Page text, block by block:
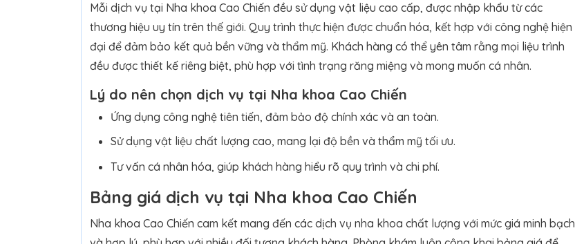
Mỗi dịch vụ tại Nha khoa Cao Chiến đều sử dụng vật liệu cao cấp, được nhập khẩu từ các
thương hiệu uy tín trên thế giới. Quy trình thực hiện được chuẩn hóa, kết hợp với công nghệ hiện
đại để đảm bảo kết quả bền vững và thẩm mỹ. Khách hàng có thể yên tâm rằng mọi liệu trình
đều được thiết kế riêng biệt, phù hợp với tình trạng răng miệng và mong muốn cá nhân.
Lý do nên chọn dịch vụ tại Nha khoa Cao Chiến
Ứng dụng công nghệ tiên tiến, đảm bảo độ chính xác và an toàn.
Sử dụng vật liệu chất lượng cao, mang lại độ bền và thẩm mỹ tối ưu.
Tư vấn cá nhân hóa, giúp khách hàng hiểu rõ quy trình và chi phí.
Bảng giá dịch vụ tại Nha khoa Cao Chiến
Nha khoa Cao Chiến cam kết mang đến các dịch vụ nha khoa chất lượng với mức giá minh bạch